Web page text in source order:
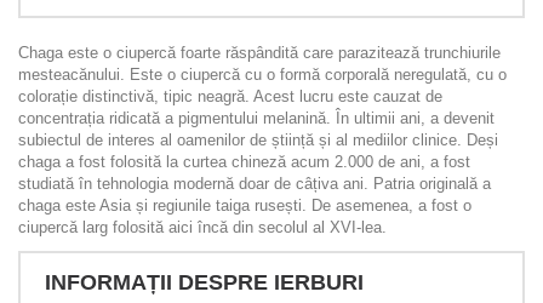
Chaga este o ciupercă foarte răspândită care parazitează trunchiurile
mesteacănului. Este o ciupercă cu o formă corporală neregulată, cu o
colorație distinctivă, tipic neagră. Acest lucru este cauzat de
concentrația ridicată a pigmentului melanină. În ultimii ani, a devenit
subiectul de interes al oamenilor de știință și al mediilor clinice. Deși
chaga a fost folosită la curtea chineză acum 2.000 de ani, a fost
studiată în tehnologia modernă doar de câțiva ani. Patria originală a
chaga este Asia și regiunile taiga rusești. De asemenea, a fost o
ciupercă larg folosită aici încă din secolul al XVI-lea.
INFORMAȚII DESPRE IERBURI